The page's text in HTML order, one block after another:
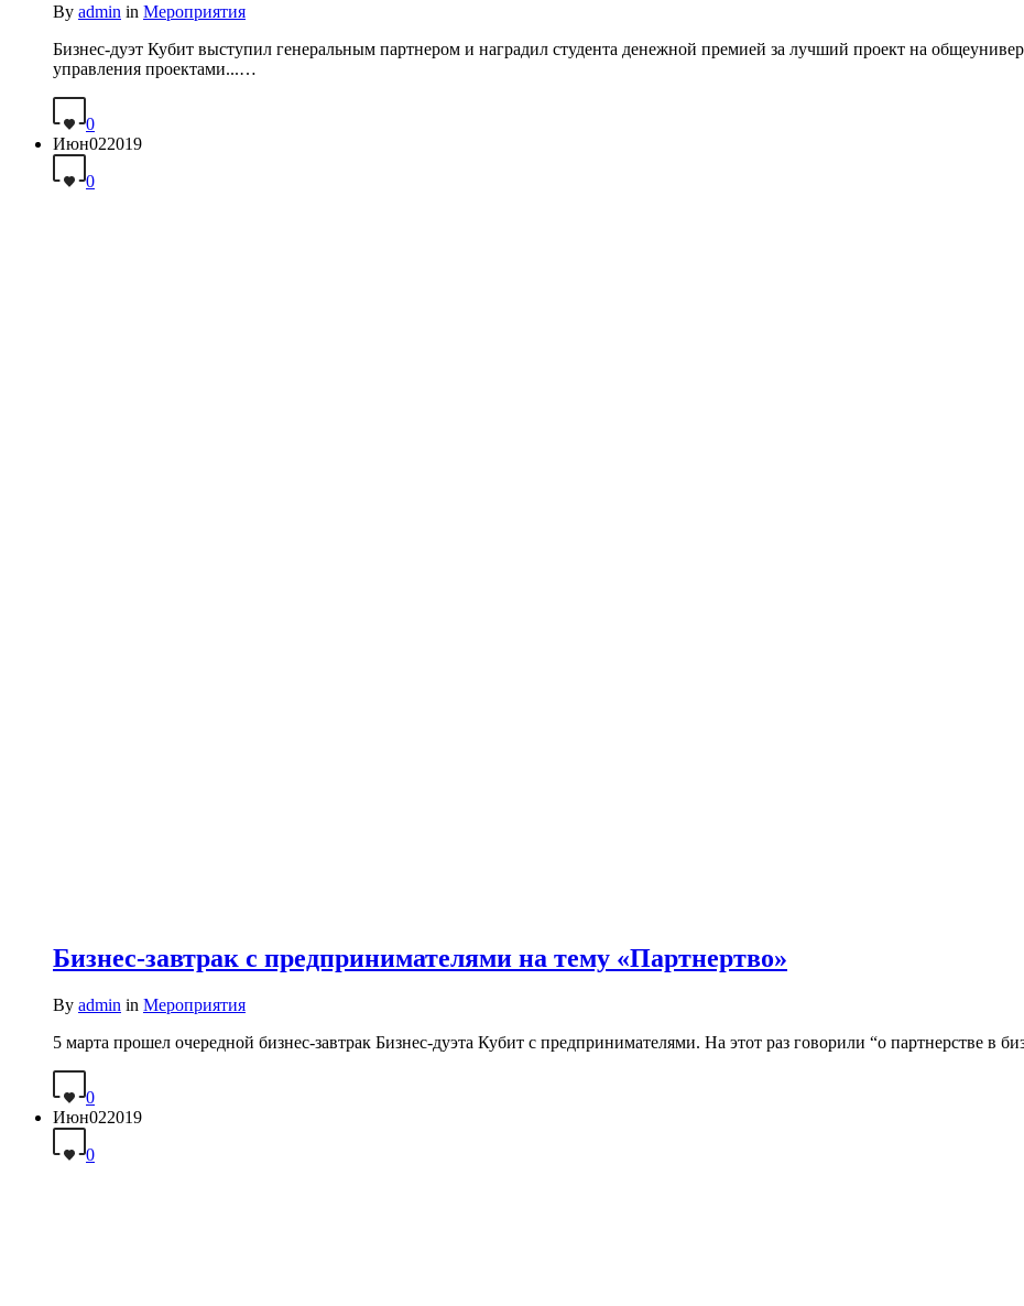
By admin in Мероприятия
Бизнес-дуэт Кубит выступил генеральным партнером и наградил студента денежной премией за лучший проект на
управления проектами...…
0
Июн022019
0
Бизнес-завтрак с предпринимателями на тему «Партнертво»
By admin in Мероприятия
5 марта прошел очередной бизнес-завтрак Бизнес-дуэта Кубит с предпринимателями. На этот раз говорили “о партнерстве в
0
Июн022019
0